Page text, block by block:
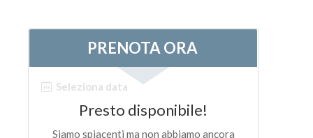
Museo di san Marco
Museo Archeologico
Opificio delle pietre dure
Museo Galileo
Il giardino di Boboli